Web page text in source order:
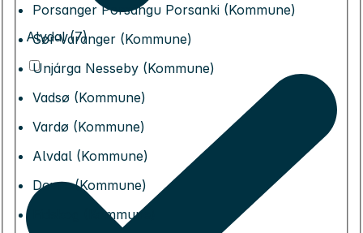
Porsanger Porsángu Porsanki (Kommune)
Sør-Varanger (Kommune)
Unjárga Nesseby (Kommune)
Vadsø (Kommune)
Vardø (Kommune)
Alvdal (Kommune)
Dovre (Kommune)
Eidskog (Kommune)
Alvdal (7)